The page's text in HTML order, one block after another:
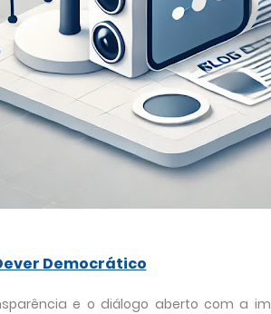
Democrático
e o diálogo aberto com a